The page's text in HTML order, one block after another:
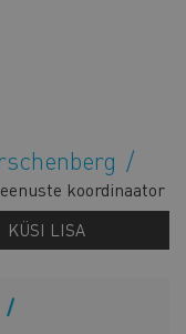
koordinaator
KÜSI LISA